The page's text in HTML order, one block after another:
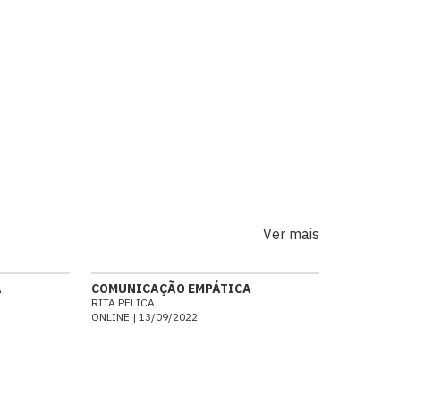
Ver mais
COMUNICAÇÃO EMPÁTICA
RITA PELICA
ONLINE | 13/09/2022